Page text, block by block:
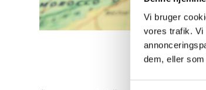
Vi bruger
vores trafik. Vi
dem, eller